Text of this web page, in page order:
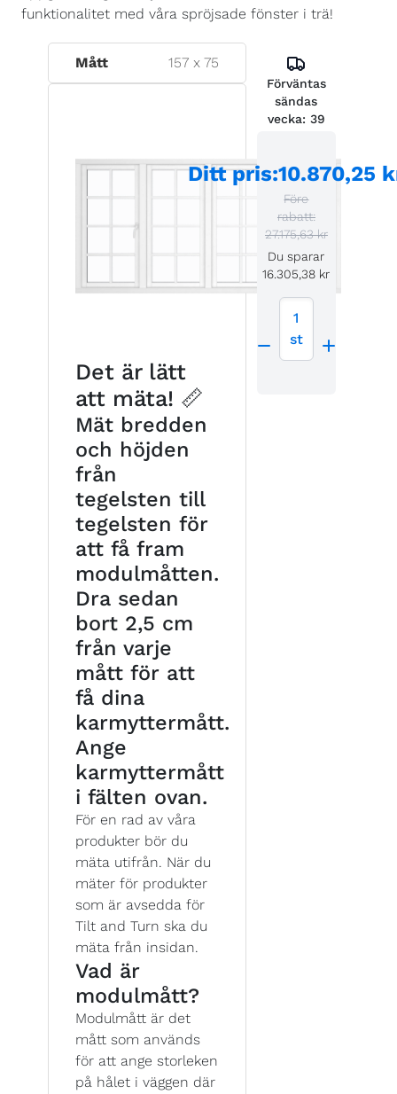
funktionalitet med våra spröjsade fönster i trä!
Mått 157 x75
Det är lätt
att mäta! 📏
Mät bredden
och höjden
från
tegelsten till
tegelsten för
att få fram
modulmåtten.
Dra sedan
bort 2,5 cm
från varje
mått för att
få dina
karmyttermått.
Ange
karmyttermått
i fälten ovan.
För en rad av våra
produkter bör du
mäta utifrån. När du
mäter för produkter
som är avsedda för
Tilt and Turn ska du
mäta från insidan.
Vad är
modulmått?
Modulmått är det
mått som används
för att ange storleken
på hålet i väggen där
Förväntas
sändas
vecka: 39
Ditt pris:10.870,25
Före
rabatt:
27.175,63 kr
Du sparar
16.305,38 kr
1
st